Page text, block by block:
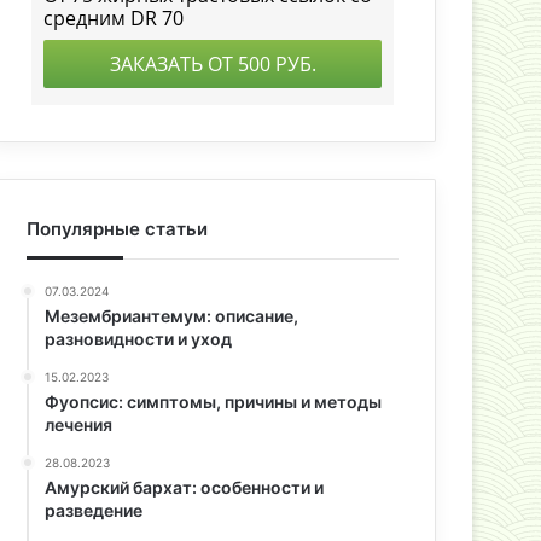
Популярные статьи
07.03.2024
Мезембриантемум: описание,
разновидности и уход
15.02.2023
Фуопсис: симптомы, причины и методы
лечения
28.08.2023
Амурский бархат: особенности и
разведение